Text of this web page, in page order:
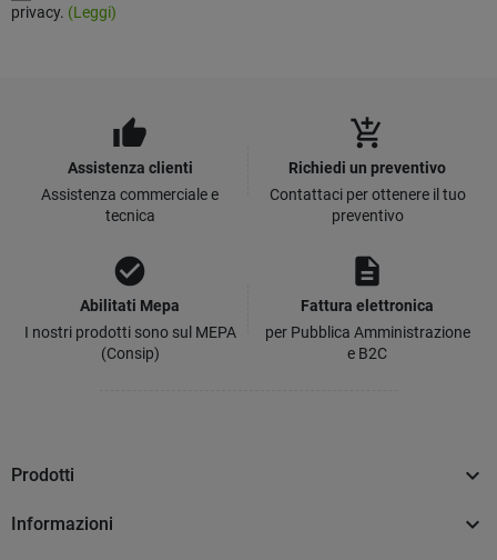
privacy. (Leggi)
thumb_up
Assistenza clienti
Assistenza commerciale e
tecnica
add_shopping_cart
Richiedi un preventivo
Contattaci per ottenere il tuo
preventivo
check_circle
Abilitati Mepa
I nostri prodotti sono sul MEPA
(Consip)
description
Fattura elettronica
per Pubblica Amministrazione
e B2C
Prodotti 
Informazioni
